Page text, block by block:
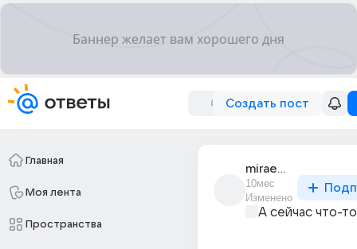
Создать пост
Главная
Моя лента
Пространства
miraemp
10мес
Изменено
А сейчас что-